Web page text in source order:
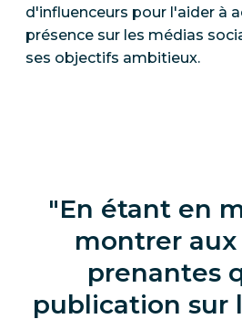
d'influenceurs pour l'aider à
présence sur les médias
ses objectifs ambitieux.
En étant en
montrer
prenantes
publication sur